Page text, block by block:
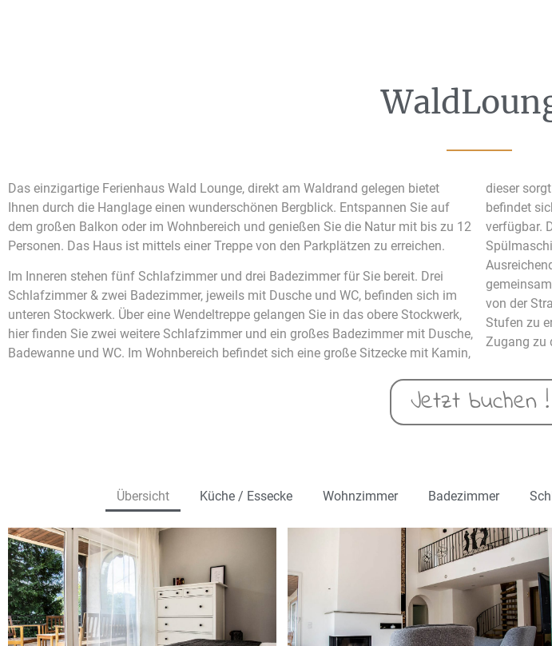
Das einzigartige Ferienhaus Wald Lounge, direkt am Waldrand gelegen bietet
Ihnen durch die Hanglage einen wunderschönen Bergblick. Entspannen Sie auf
dem großen Balkon oder im Wohnbereich und genießen Sie die Natur mit bis zu 12
Personen. Das Haus ist mittels einer Treppe von den Parkplätzen zu erreichen.
Im Inneren stehen fünf Schlafzimmer und drei Badezimmer für Sie bereit. Drei
Schlafzimmer & zwei Badezimmer, jeweils mit Dusche und WC, befinden sich im
unteren Stockwerk. Über eine Wendeltreppe gelangen Sie in das obere Stockwerk,
hier finden Sie zwei weitere Schlafzimmer und ein großes Badezimmer mit Dusche,
Badewanne und WC. Im Wohnbereich befindet sich eine große Sitzecke mit Kamin,
dieser
befindet
verfügbar.
von der
Stufen zu
Zugang zu
Jetzt buchen !
Übersicht Küche / Essecke Wohnzimmer Badezimmer